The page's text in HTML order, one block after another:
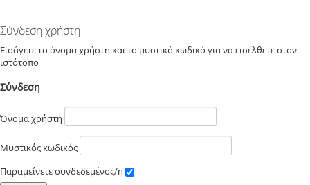
Σύνδεση χρήστη
Εισάγετε το όνομα χρήστη και το μυστικό κωδικό για να εισέλθετε στον
ιστότοπο
Σύνδεση
Όνομα χρήστη
Μυστικός κωδικός
Παραμείνετε συνδεδεμένος/η